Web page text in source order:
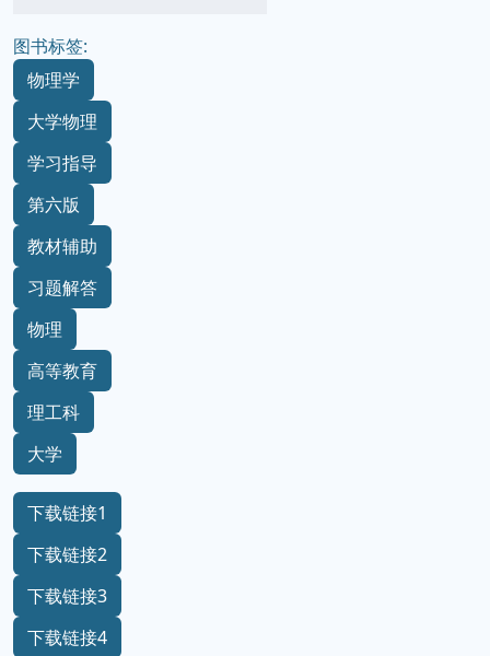
图书标签:
物理学
大学物理
学习指导
第六版
教材辅助
习题解答
物理
高等教育
理工科
大学
下载链接1
下载链接2
下载链接3
下载链接4